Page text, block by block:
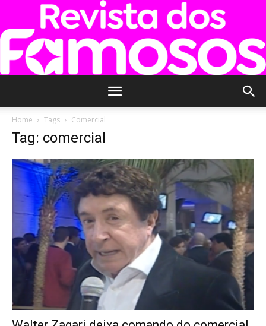
Famosos
Home Tags Comercial
Tag: comercial